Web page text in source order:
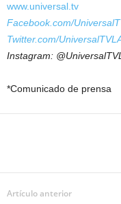
www.universal.tv
Facebook.com/
Twitter.com/
Instagram:
*Comunicado de prensa
Artículo anterior